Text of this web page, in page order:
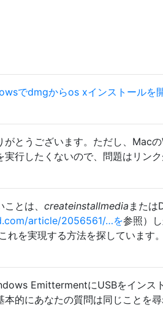
でdmgからos xインストールを
がとうございます。ただし、Mac
実行したくないので、問題はリンク
とは、 createinstallmedia または
article/2056561/…を参照）
れを実現する方法を探しています。
EmittermentにUSBをインス
本的にあなたの質問は同じことを尋